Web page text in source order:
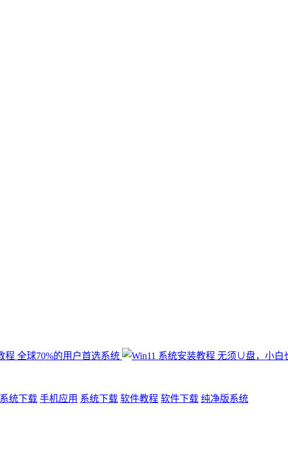
统下载 手机应用 系统下载 软件教程 软件下载 纯净版系统